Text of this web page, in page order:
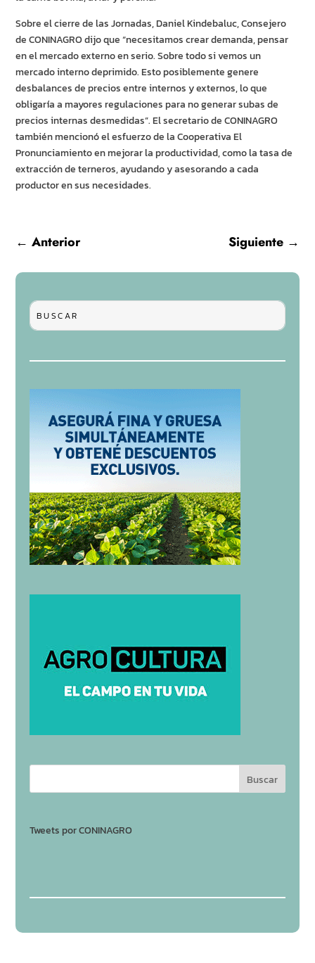
Sobre el cierre de las Jornadas, Daniel Kindebaluc, Consejero
de CONINAGRO dijo que “necesitamos crear demanda, pensar
en el mercado externo en serio. Sobre todo si vemos un
mercado interno deprimido. Esto posiblemente genere
desbalances de precios entre internos y externos, lo que
obligaría a mayores regulaciones para no generar subas de
precios internas desmedidas”. El secretario de CONINAGRO
también mencionó el esfuerzo de la Cooperativa El
Pronunciamiento en mejorar la productividad, como la tasa de
extracción de terneros, ayudando y asesorando a cada
productor en sus necesidades.
←Anterior Siguiente→
Tweets por CONINAGRO